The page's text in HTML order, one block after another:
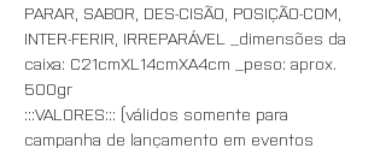
PARAR, SABOR, DES-CISÃO, POSIÇÃO-COM,
INTER-FERIR, IRREPARÁVEL _dimensões da
caixa: C21cmXL14cmXA4cm _peso: aprox.
500gr
:::VALORES::: (válidos somente para
campanha de lançamento em eventos